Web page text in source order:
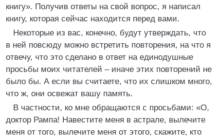
книгу». Получив ответы на свой вопрос, я написал
книгу, которая сейчас находится перед вами.
Некоторые из вас, конечно, будут утверждать, что
в ней повсюду можно встретить повторения, на что я
отвечу, что это сделано в ответ на единодушные
просьбы моих читателей – иначе этих повторений не
было бы. А если вы считаете, что их слишком много,
что ж, они освежат вашу память.
В частности, ко мне обращаются с просьбами: «О,
доктор Рампа! Навестите меня в астрале, вылечите
меня от того, вылечите меня от этого, скажите, кто